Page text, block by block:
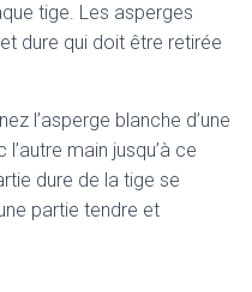
tige. Les asperges
dure qui doit être retirée
l’asperge blanche d’une
main jusqu’à ce
dure de la tige se
partie tendre et